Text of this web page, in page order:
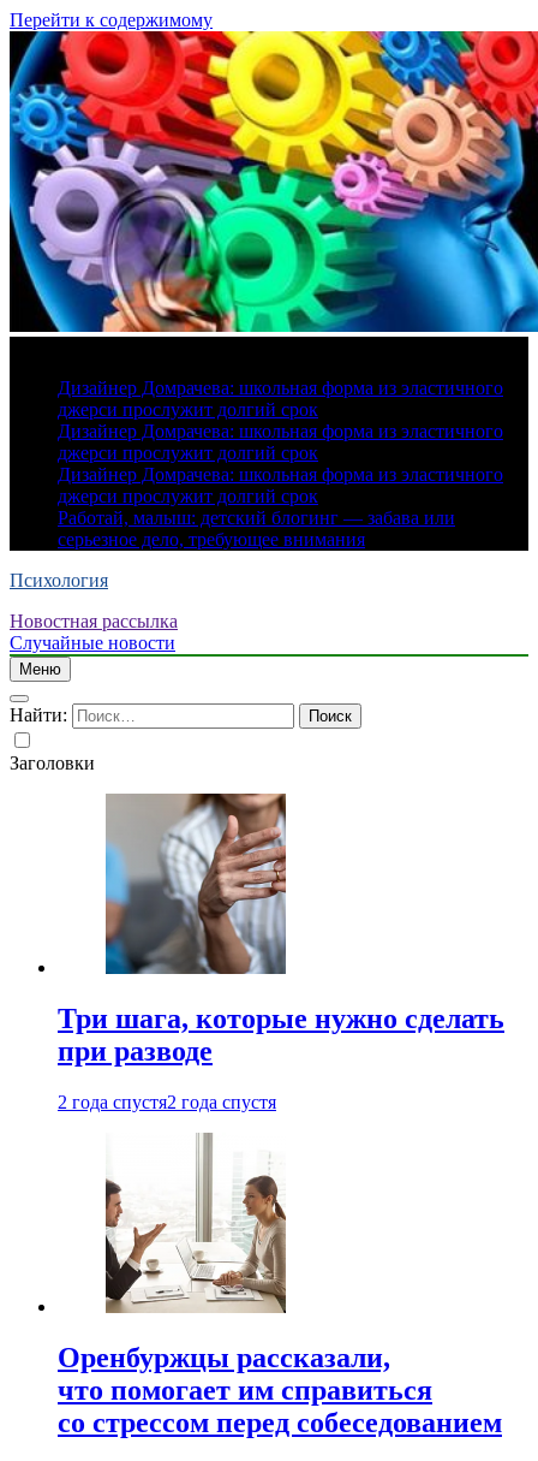
Перейти к содержимому
Дизайнер Домрачева: школьная форма из эластичного
джерси прослужит долгий срок
Дизайнер Домрачева: школьная форма из эластичного
джерси прослужит долгий срок
Дизайнер Домрачева: школьная форма из эластичного
джерси прослужит долгий срок
Работай, малыш: детский блогинг — забава или
серьезное дело, требующее внимания
Психология
Новостная рассылка
Случайные новости
Меню
Найти:
Заголовки
Три шага, которые нужно сделать
при разводе
2 года спустя2 года спустя
Оренбуржцы рассказали,
что помогает им справиться
со стрессом перед собеседованием